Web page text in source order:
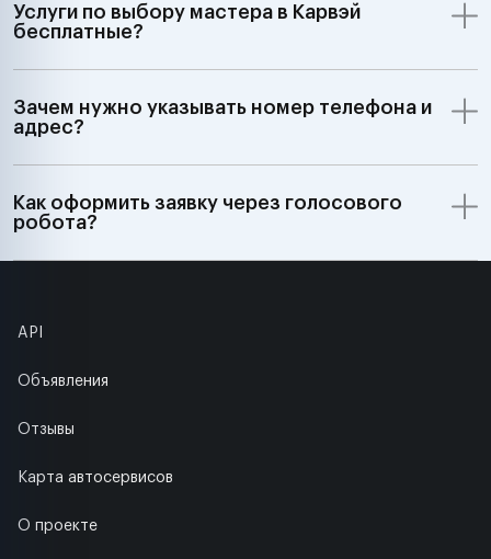
Услуги по выбору мастера в Карвэй
бесплатные?
Зачем нужно указывать номер телефона и
адрес?
Как оформить заявку через голосового
робота?
API
Объявления
Отзывы
Карта автосервисов
О проекте